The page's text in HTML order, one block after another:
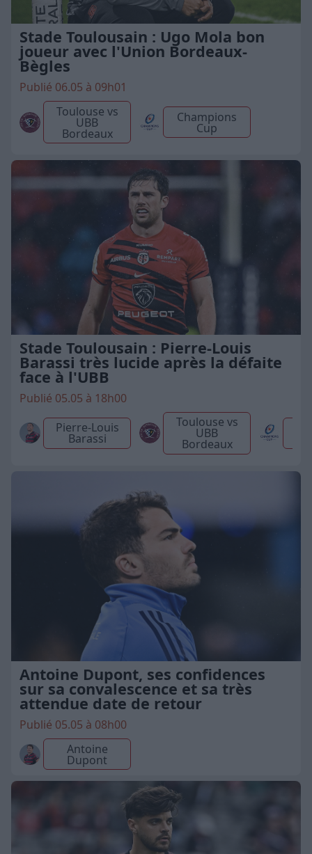
Stade Toulousain : Ugo Mola bon
joueur avec l'Union Bordeaux-
Bègles
Publié 06.05 à 09h01
Toulouse vs
UBB
Bordeaux
Champions
Cup
Stade Toulousain : Pierre-Louis
Barassi très lucide après la défaite
face à l'UBB
Publié 05.05 à 18h00
Pierre-Louis
Barassi
Toulouse vs
UBB
Bordeaux
Antoine Dupont, ses confidences
sur sa convalescence et sa très
attendue date de retour
Publié 05.05 à 08h00
Antoine
Dupont